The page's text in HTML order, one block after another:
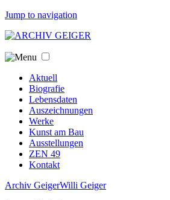
Jump to navigation
Aktuell
Biografie
Lebensdaten
Auszeichnungen
Werke
Kunst am Bau
Ausstellungen
ZEN 49
Kontakt
Archiv GeigerWilli Geiger